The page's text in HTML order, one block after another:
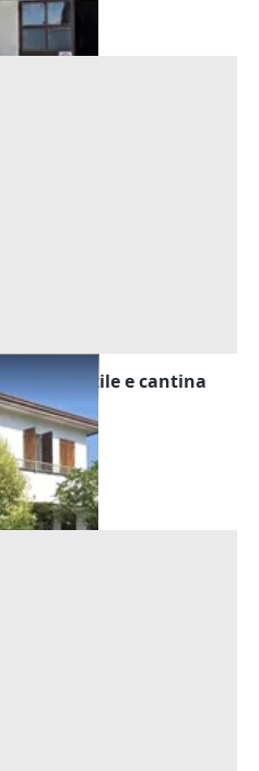
con cortile e cantina